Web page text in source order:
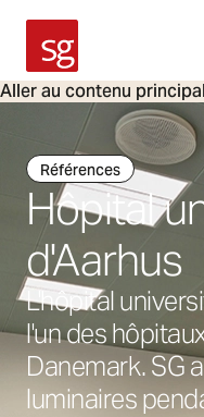
Aller au contenu principal
SG Armaturen
Références
Hôpital
d'Aarhus
L'hôpital
l'un des
Danemark. SG
luminaires